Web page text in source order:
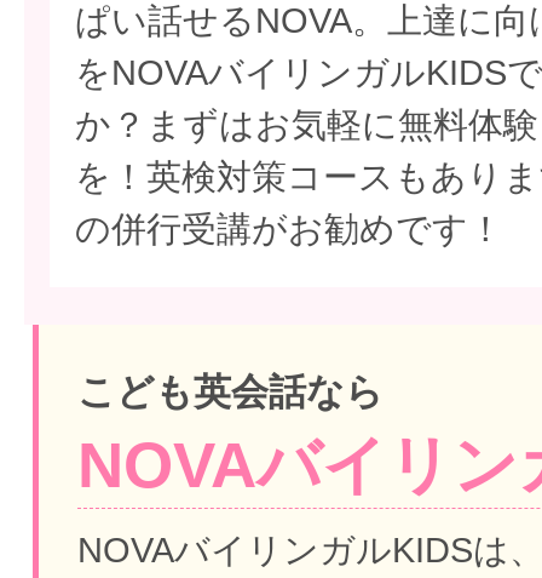
ぱい話せるNOVA。上達に
をNOVAバイリンガルKIDS
か？まずはお気軽に無料体
を！英検対策コースもあり
の併行受講がお勧めです！
こども英会話なら
NOVAバイリン
NOVAバイリンガルKIDSは